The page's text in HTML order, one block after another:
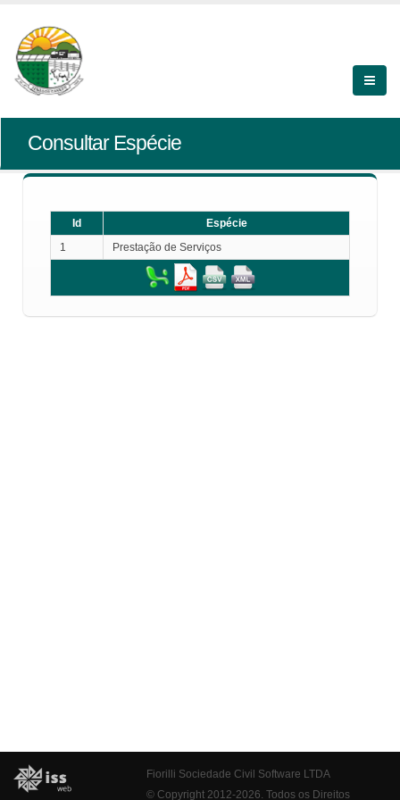
Consultar Espécie
Id
Espécie
1
Prestação de Serviços
Fiorilli Sociedade Civil Software LTDA
© Copyright 2012-2026. Todos os Direitos